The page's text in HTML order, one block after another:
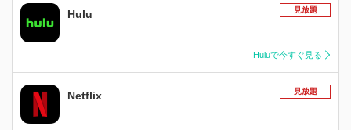
Hulu 見放題
Huluで今すぐ見る
Netflix 見放題